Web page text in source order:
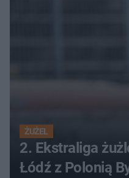
ŻUŻEL
2. Ekstraliga
Łódź z Polonią